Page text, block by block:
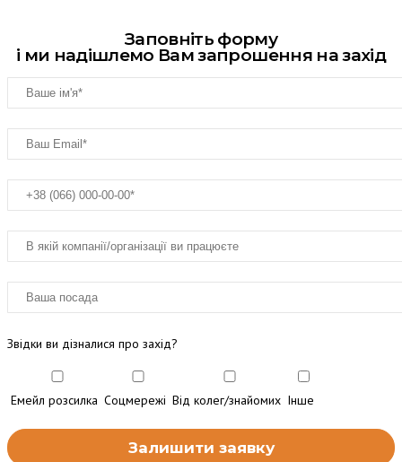
Заповніть форму
і ми надішлемо Вам запрошення на захід
Звідки ви дізналися про захід?
Емейл розсилка Соцмережі Від колег/знайомих Інше